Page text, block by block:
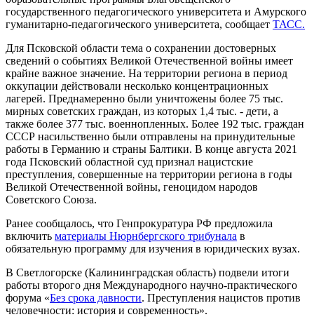
государственного педагогического университета и Амурского
гуманитарно-педагогического университета, сообщает ТАСС.
Для Псковской области тема о сохранении достоверных
сведений о событиях Великой Отечественной войны имеет
крайне важное значение. На территории региона в период
оккупации действовали несколько концентрационных
лагерей. Преднамеренно были уничтожены более 75 тыс.
мирных советских граждан, из которых 1,4 тыс. - дети, а
также более 377 тыс. военнопленных. Более 192 тыс. граждан
СССР насильственно были отправлены на принудительные
работы в Германию и страны Балтики. В конце августа 2021
года Псковский областной суд признал нацистские
преступления, совершенные на территории региона в годы
Великой Отечественной войны, геноцидом народов
Советского Союза.
Ранее сообщалось, что Генпрокуратура РФ предложила
включить материалы Нюрнбергского трибунала в
обязательную программу для изучения в юридических вузах.
В Светлогорске (Калининградская область) подвели итоги
работы второго дня Международного научно-практического
форума «Без срока давности. Преступления нацистов против
человечности: история и современность».